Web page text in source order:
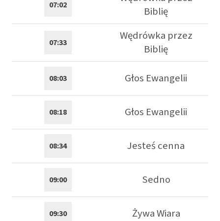
07:02
Biblię
07:33
Wędrówka przez
Biblię
08:03 Głos Ewangelii
08:18 Głos Ewangelii
08:34 Jesteś cenna
09:00 Sedno
09:30 Żywa Wiara